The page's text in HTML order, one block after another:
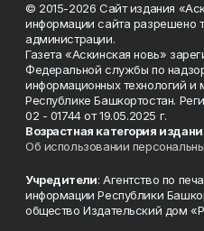
© 2015-2026 Сайт издания
информации сайта разрешено
администрации.
Газета «Аскинская новь»
Федеральной службы по
информационных технологий
Республике Башкортостан.
02 - 01744 от 19.05.2025 г.
Возрастная категория
Об использовании
Учредители: Агентство по
информации Республики
общество Издательский дом